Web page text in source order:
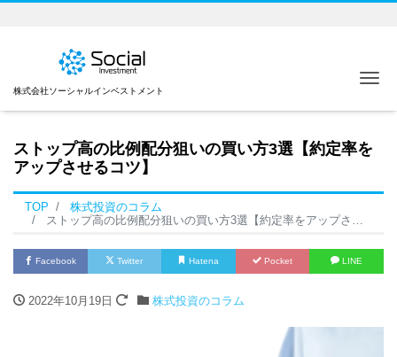
株式会社ソーシャルインベストメント
ストップ高の比例配分狙いの買い方3選【約定率を
アップさせるコツ】
TOP
株式投資のコラム
ストップ高の比例配分狙いの買い方3選【約定率をアップさせるコツ】
Facebook Twitter Hatena Pocket LINE
2022年10月19日 株式投資のコラム